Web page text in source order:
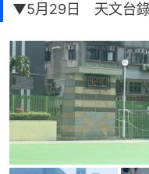
▼5月29日 天文台錄